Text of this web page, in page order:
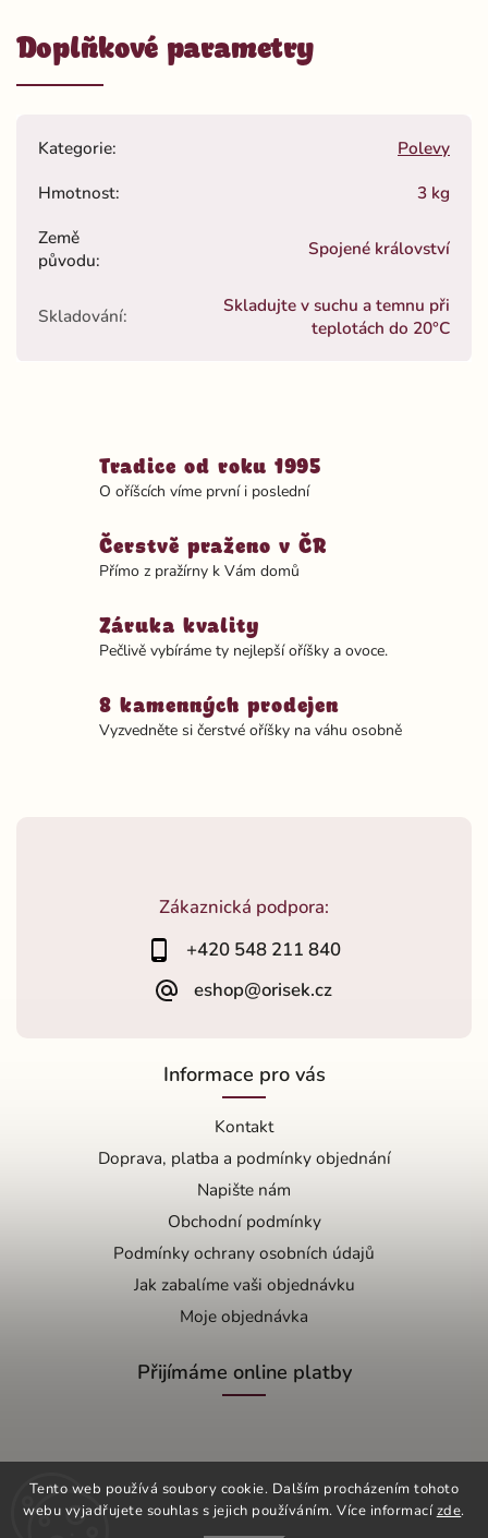
Tento web používá soubory cookie. Dalším procházením tohoto
webu vyjadřujete souhlas s jejich používáním. Více informacízde.
Tradice od roku 1995
O oříšcích víme první i poslední
Čerstvě praženo v ČR
Přímo z pražírny k Vám domů
Záruka kvality
Pečlivě vybíráme ty nejlepší oříšky a ovoce.
8 kamenných prodejen
Vyzvedněte si čerstvé oříšky na váhu osobně
Doplňkové parametry
Kategorie:
Polevy
Hmotnost:
3 kg
Země
původu:
Spojené království
Skladování:
Skladujte v suchu a temnu při
teplotách do 20°C
Zákaznická podpora:
+420 548 211 840
eshop@orisek.cz
Informace pro vás
Kontakt
Doprava, platba a podmínky objednání
Napište nám
Obchodní podmínky
Podmínky ochrany osobních údajů
Jak zabalíme vaši objednávku
Moje objednávka
Přijímáme online platby
Copyright 2026OŘÍŠEK s.r.o.. Všechna práva vyhrazena.